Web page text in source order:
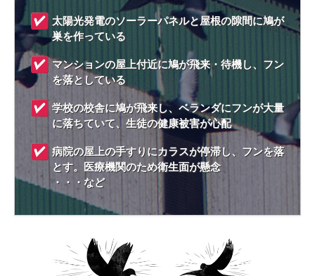
太陽光発電のソーラーパネルと屋根の隙間に鳩が
巣を作っている
マンションの屋上付近に鳩が飛来・待機し、フン
を落としている
学校の校舎に鳩が飛来し、ベランダにフンが大量
に落ちていて、生徒の健康被害が心配
病院の屋上の手すりにカラスが停滞し、フンを落
とす。医療機関のため衛生面が懸念
・・・など